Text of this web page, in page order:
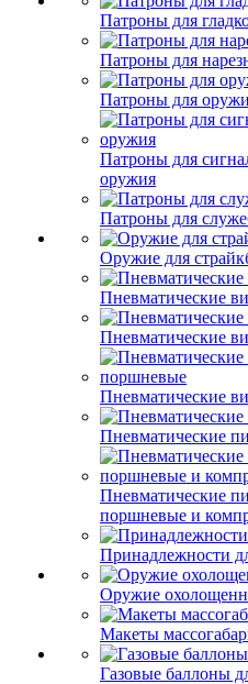
Патроны для
Патроны для
Патроны для
Патроны для
оружия
Патроны для
Оружие для
Пневматические
Пневматические
Пневматические
Пневматические
Пневматические
поршневые и
Принадлежности
Оружие
Макеты
Газовые баллоны